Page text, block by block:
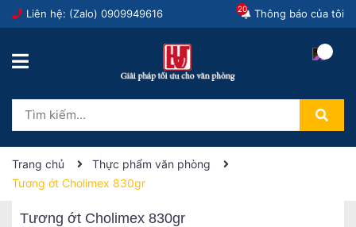
Liên hệ: (Zalo) 0909949616 Thông báo của tôi
20
Trang chủ
Thực phẩm văn phòng
Tương ớt Cholimex 830gr
Tương ớt Cholimex 830gr